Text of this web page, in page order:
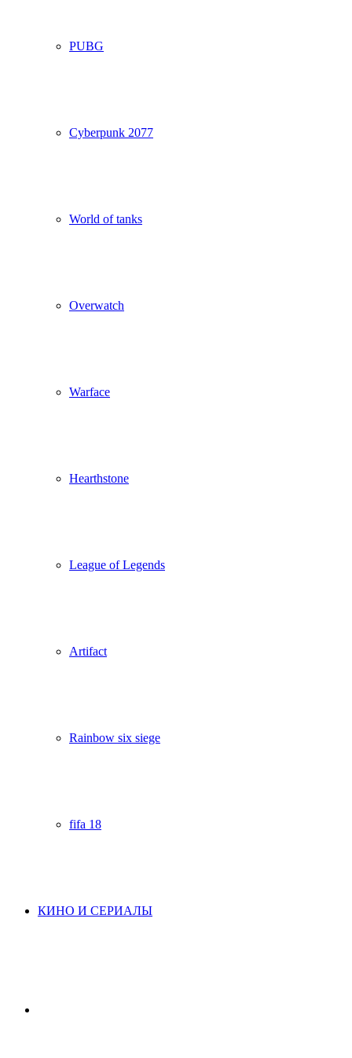
PUBG
Cyberpunk 2077
World of tanks
Overwatch
Warface
Hearthstone
League of Legends
Artifact
Rainbow six siege
fifa 18
КИНО И СЕРИАЛЫ